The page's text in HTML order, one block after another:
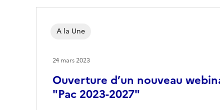
Ouverture d’un nouveau
"Pac 2023-2027"
A la Une
24 mars 2023